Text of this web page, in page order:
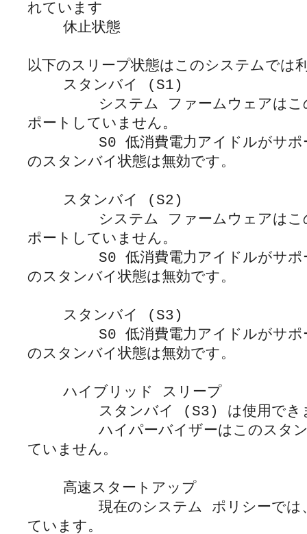
れています
以下のスリープ状態はこのシステムでは
ポートしていません。
のスタンバイ状態は無効です。
ポートしていません。
のスタンバイ状態は無効です。
のスタンバイ状態は無効です。
ていません。